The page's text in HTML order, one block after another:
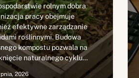
rolnym dobra
pracy obejmuje
efektywne zarządzanie
roślinnymi. Budowa
kompostu pozwala na
naturalnego cyklu…
2026